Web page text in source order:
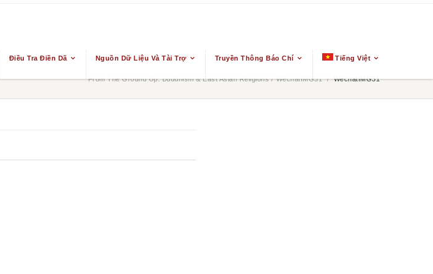
Điều Tra Điền Dã Nguồn Dữ Liệu Và Tài Trợ Truyền Thông Báo Chí Tiếng Việt
From The Ground Up: Buddhism & East Asian Religions / WechatIMG31 / WechatIMG31